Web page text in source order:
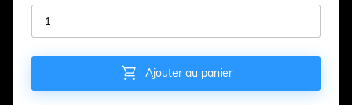
 Ajouter au panier